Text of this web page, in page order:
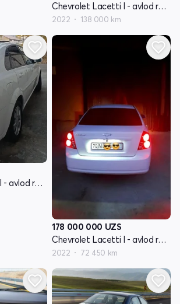
Chevrolet Lacetti I - avlod restyling
2022 138 000 km
Chevrolet Lacetti I - avlod restyling
178 000 000 UZS
Chevrolet Lacetti I - avlod restyling
2022 72 450 km